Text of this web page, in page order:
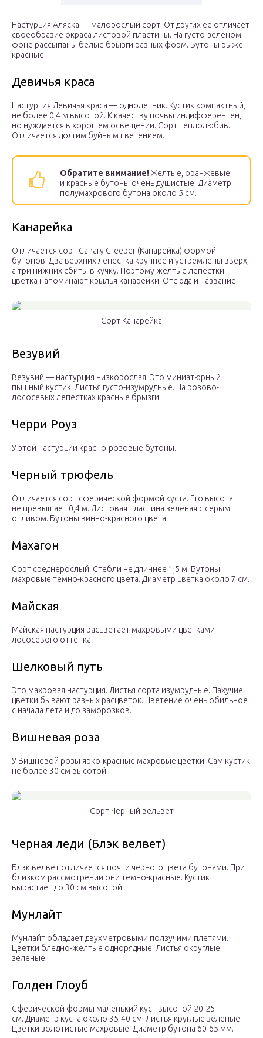
Настурция Аляска — малорослый сорт. От других ее отличает
своеобразие окраса листовой пластины. На густо-зеленом
фоне рассыпаны белые брызги разных форм. Бутоны рыже-
красные.
Девичья краса
Настурция Девичья краса — однолетник. Кустик компактный,
не более 0,4 м высотой. К качеству почвы индифферентен,
но нуждается в хорошем освещении. Сорт теплолюбив.
Отличается долгим буйным цветением.
Обратите внимание!Желтые, оранжевые
и красные бутоны очень душистые. Диаметр
полумахрового бутона около 5 см.
Канарейка
Отличается сорт Canary Creeper (Канарейка) формой
бутонов. Два верхних лепестка крупнее и устремлены вверх,
а три нижних сбиты в кучку. Поэтому желтые лепестки
цветка напоминают крылья канарейки. Отсюда и название.
Сорт Канарейка
Везувий
Везувий — настурция низкорослая. Это миниатюрный
пышный кустик. Листья густо-изумрудные. На розово-
лососевых лепестках красные брызги.
Черри Роуз
У этой настурции красно-розовые бутоны.
Черный трюфель
Отличается сорт сферической формой куста. Его высота
не превышает 0,4 м. Листовая пластина зеленая с серым
отливом. Бутоны винно-красного цвета.
Махагон
Сорт среднерослый. Стебли не длиннее 1,5 м. Бутоны
махровые темно-красного цвета. Диаметр цветка около 7 см.
Майская
Майская настурция расцветает махровыми цветками
лососевого оттенка.
Шелковый путь
Это махровая настурция. Листья сорта изумрудные. Пахучие
цветки бывают разных расцветок. Цветение очень обильное
с начала лета и до заморозков.
Вишневая роза
У Вишневой розы ярко-красные махровые цветки. Сам кустик
не более 30 см высотой.
Сорт Черный вельвет
Черная леди (Блэк велвет)
Блэк велвет отличается почти черного цвета бутонами. При
близком рассмотрении они темно-красные. Кустик
вырастает до 30 см высотой.
Мунлайт
Мунлайт обладает двухметровыми ползучими плетями.
Цветки бледно-желтые однорядные. Листья округлые
зеленые.
Голден Глоуб
Сферической формы маленький куст высотой 20-25
см. Диаметр куста около 35-40 см. Листья круглые зеленые.
Цветки золотистые махровые. Диаметр бутона 60-65 мм.